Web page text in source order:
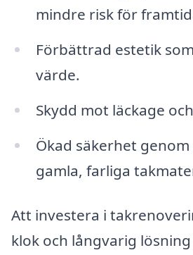
mindre risk för
Förbättrad estetik
värde.
Skydd mot läckage
Ökad säkerhet
gamla, farliga
Att investera i
klok och långvarig